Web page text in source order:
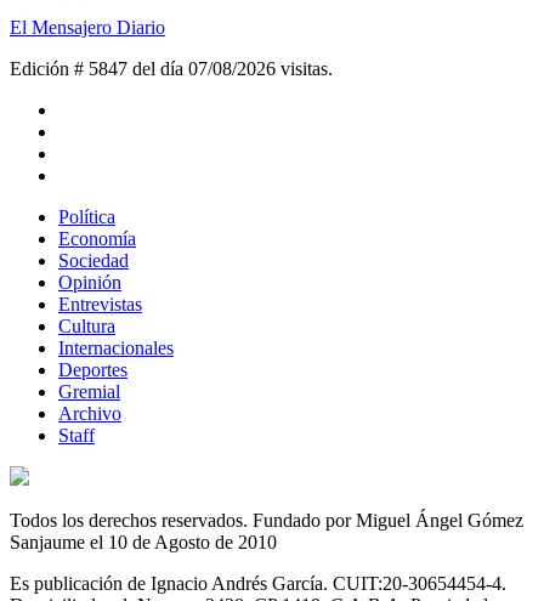
El Mensajero Diario
Edición # 5847 del día 07/08/2026 visitas.
Política
Economía
Sociedad
Opinión
Entrevistas
Cultura
Internacionales
Deportes
Gremial
Archivo
Staff
Todos los derechos reservados. Fundado por Miguel Ángel Gómez
Sanjaume el 10 de Agosto de 2010
Es publicación de Ignacio Andrés García. CUIT:20-30654454-4.